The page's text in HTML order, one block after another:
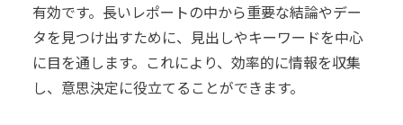
有効です。長いレポートの中から重要な結論やデー
タを見つけ出すために、見出しやキーワードを中心
に目を通します。これにより、効率的に情報を収集
し、意思決定に役立てることができます。